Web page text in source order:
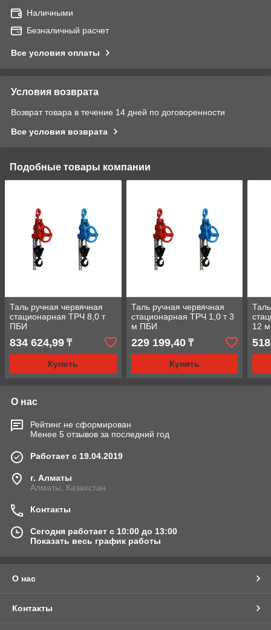
Наличными
Безналичный расчет
Все условия оплаты
Условия возврата
Возврат товара в течение 14 дней по договоренности
Все условия возврата
Подобные товары компании
Таль ручная червячная
стационарная ТРЧ 8,0 т
ПБИ
834 624,99 ₸
Купить
Таль ручная червячная
стационарная ТРЧ 1,0 т 3
м ПБИ
229 199,40₸
Купить
12
О нас
Рейтинг не сформирован
Менее 5 отзывов за последний год
Работает с 19.04.2019
г. Алматы
Алматы, Казахстан
Контакты
Сегодня работает с 10:00 до 13:00
Показать весь график работы
О нас
Контакты